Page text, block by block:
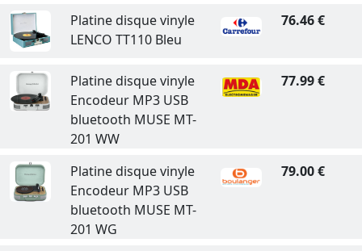
Platine disque vinyle
LENCO TT110 Bleu
76.46 €
Platine disque vinyle
Encodeur MP3 USB
bluetooth MUSE MT-
201 WW
77.99 €
Platine disque vinyle
Encodeur MP3 USB
bluetooth MUSE MT-
201 WG
79.00 €